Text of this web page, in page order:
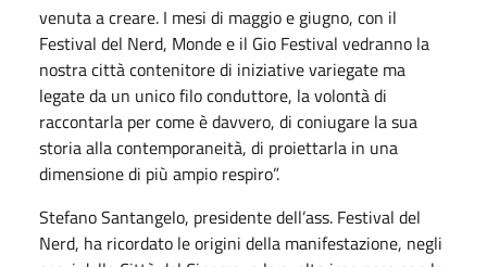
venuta a creare. I mesi di maggio e giugno, con il
Festival del Nerd, Monde e il Gio Festival vedranno la
nostra città contenitore di iniziative variegate ma
legate da un unico filo conduttore, la volontà di
raccontarla per come è davvero, di coniugare la sua
storia alla contemporaneità, di proiettarla in una
dimensione di più ampio respiro”.
Stefano Santangelo, presidente dell’ass. Festival del
Nerd, ha ricordato le origini della manifestazione, negli